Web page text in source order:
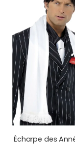
Écharpe des